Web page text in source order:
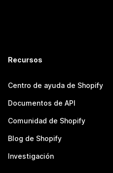
Recursos
Centro de ayuda de Shopify
Documentos de API
Comunidad de Shopify
Blog de Shopify
Investigación